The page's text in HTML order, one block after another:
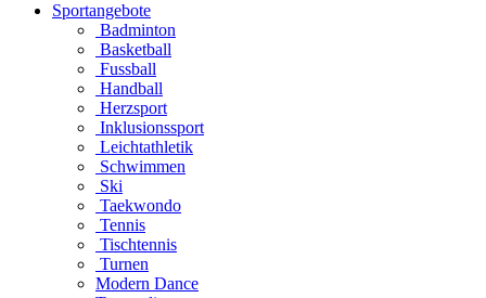
Sportangebote
Badminton
Basketball
Fussball
Handball
Herzsport
Inklusionssport
Leichtathletik
Schwimmen
Ski
Taekwondo
Tennis
Tischtennis
Turnen
Modern Dance